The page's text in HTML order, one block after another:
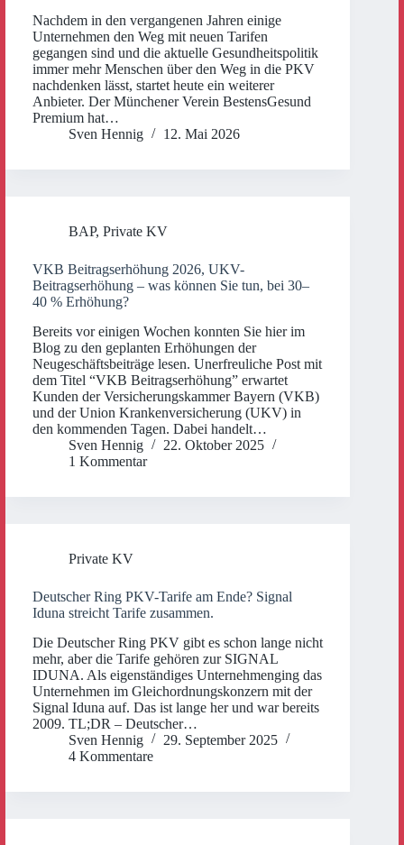
Nachdem in den vergangenen Jahren einige
Unternehmen den Weg mit neuen Tarifen
gegangen sind und die aktuelle Gesundheitspolitik
immer mehr Menschen über den Weg in die PKV
nachdenken lässt, startet heute ein weiterer
Anbieter. Der Münchener Verein BestensGesund
Premium hat…
Sven Hennig
12. Mai 2026
BAP, Private KV
VKB Beitragserhöhung 2026, UKV-
Beitragserhöhung – was können Sie tun, bei 30–
40 % Erhöhung?
Bereits vor einigen Wochen konnten Sie hier im
Blog zu den geplanten Erhöhungen der
Neugeschäftsbeiträge lesen. Unerfreuliche Post mit
dem Titel “VKB Beitragserhöhung” erwartet
Kunden der Versicherungskammer Bayern (VKB)
und der Union Krankenversicherung (UKV) in
den kommenden Tagen. Dabei handelt…
Sven Hennig
22. Oktober 2025
1 Kommentar
Private KV
Deutscher Ring PKV-Tarife am Ende? Signal
Iduna streicht Tarife zusammen.
Die Deutscher Ring PKV gibt es schon lange nicht
mehr, aber die Tarife gehören zur SIGNAL
IDUNA. Als eigenständiges Unternehmenging das
Unternehmen im Gleichordnungskonzern mit der
Signal Iduna auf. Das ist lange her und war bereits
2009. TL;DR – Deutscher…
Sven Hennig
29. September 2025
4 Kommentare